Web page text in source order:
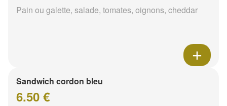
Pain ou galette, salade, tomates, oignons, cheddar
Sandwich cordon bleu
6.50 €